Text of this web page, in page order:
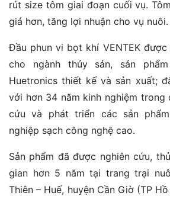
rút size tôm giai đoạn cuối vụ.
giá hơn, tăng lợi nhuận cho vụ nuôi.
Đầu phun vi bọt khí VENTEK
cho ngành thủy sản, sản
Huetronics thiết kế và sản xuất;
với hơn 34 năm kinh nghiệm trong
cứu và phát triển các sản
nghiệp sạch công nghệ cao.
Sản phẩm đã được nghiên cứu,
gian hơn 5 năm tại trang trại
Thiên – Huế, huyện Cần Giờ (TP